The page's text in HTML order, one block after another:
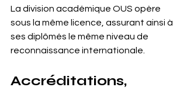
La division académique OUS opère
sous la même licence, assurant ainsi à
ses diplômés le même niveau de
reconnaissance internationale.
Accréditations,